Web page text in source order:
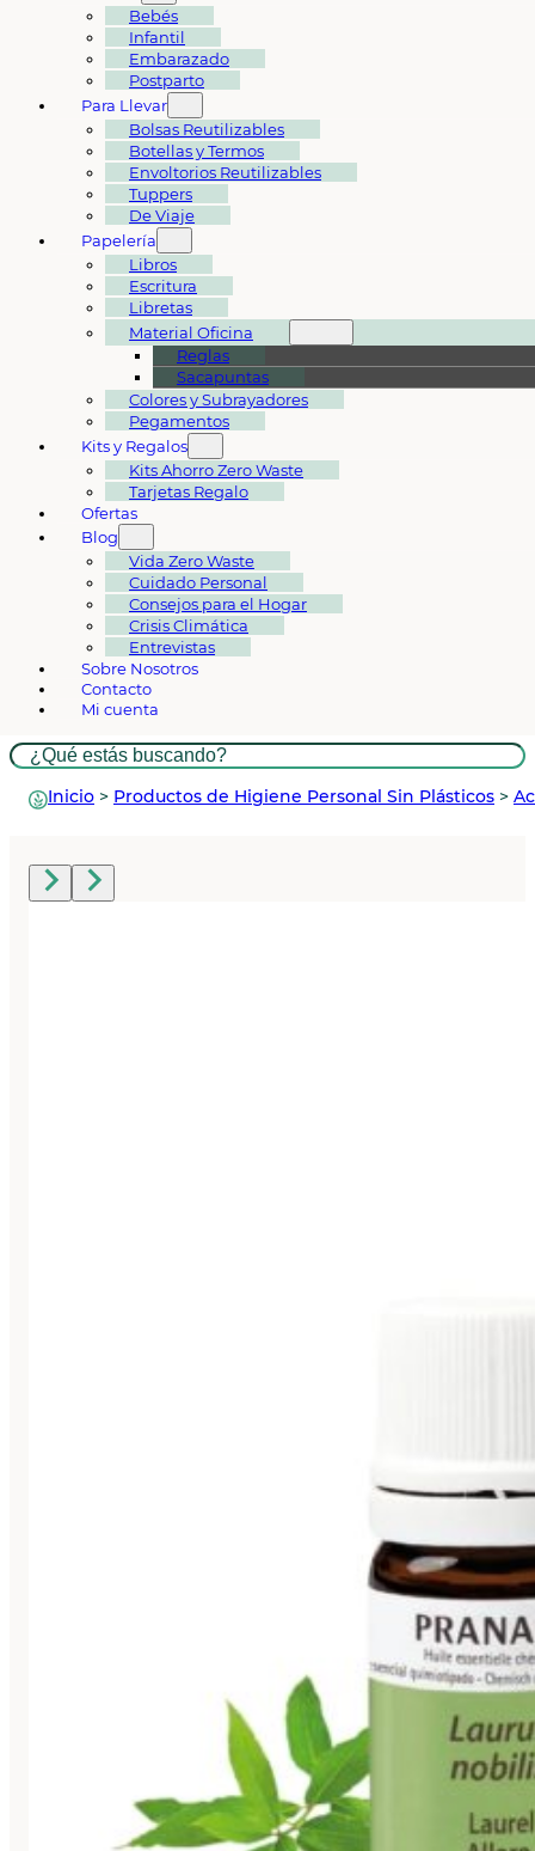
Bebés
Infantil
Embarazado
Postparto
Para Llevar
Bolsas Reutilizables
Botellas y Termos
Envoltorios Reutilizables
Tuppers
De Viaje
Papelería
Libros
Escritura
Libretas
Material Oficina
Reglas
Sacapuntas
Colores y Subrayadores
Pegamentos
Kits y Regalos
Kits Ahorro Zero Waste
Tarjetas Regalo
Ofertas
Blog
Vida Zero Waste
Cuidado Personal
Consejos para el Hogar
Crisis Climática
Entrevistas
Sobre Nosotros
Contacto
Mi cuenta
Buscar
Inicio > Productos de Higiene Personal Sin Plásticos >